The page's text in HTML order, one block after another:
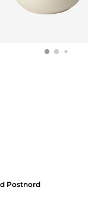
Postnord